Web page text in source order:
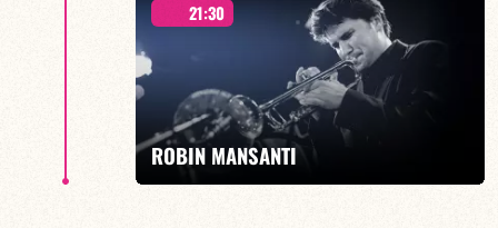
21:30
ROBIN MANSANTI